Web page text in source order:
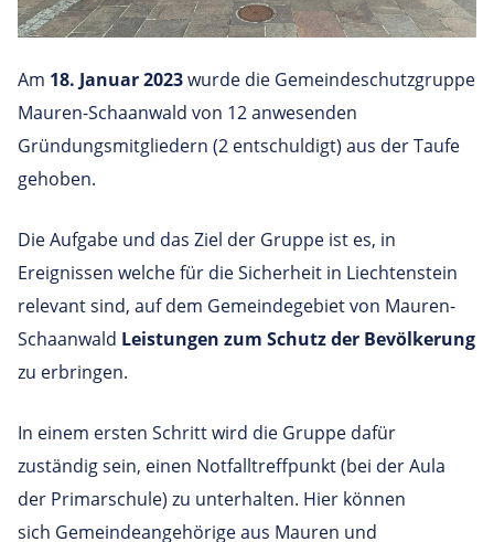
Am 18. Januar 2023wurde die Gemeindeschutzgruppe
Mauren-Schaanwald von 12 anwesenden
Gründungsmitgliedern (2 entschuldigt) aus der Taufe
gehoben.
Die Aufgabe und das Ziel der Gruppe ist es, in
Ereignissen welche für die Sicherheit in Liechtenstein
relevant sind, auf dem Gemeindegebiet von Mauren-
Schaanwald Leistungen zum Schutz der Bevölkerung
zu erbringen.
In einem ersten Schritt wird die Gruppe dafür
zuständig sein, einen Notfalltreffpunkt (bei der Aula
der Primarschule) zu unterhalten. Hier können
sich Gemeindeangehörige aus Mauren und